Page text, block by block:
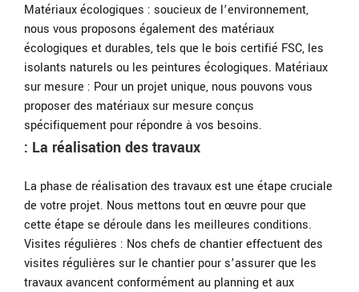
Matériaux écologiques : soucieux de l’environnement,
nous vous proposons également des matériaux
écologiques et durables, tels que le bois certifié FSC, les
isolants naturels ou les peintures écologiques. Matériaux
sur mesure : Pour un projet unique, nous pouvons vous
proposer des matériaux sur mesure conçus
spécifiquement pour répondre à vos besoins.
: La réalisation des travaux
La phase de réalisation des travaux est une étape cruciale
de votre projet. Nous mettons tout en œuvre pour que
cette étape se déroule dans les meilleures conditions.
Visites régulières : Nos chefs de chantier effectuent des
visites régulières sur le chantier pour s’assurer que les
travaux avancent conformément au planning et aux